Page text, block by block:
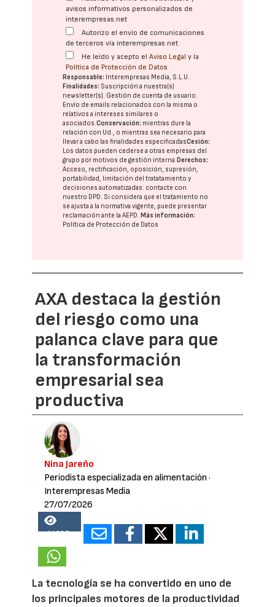
avisos informativos personalizados de
interempresas.net
Autorizo el envío de comunicaciones
de terceros vía interempresas.net
He leído y acepto elAviso Legal y la
Política de Protección de Datos
Responsable: Interempresas Media, S.L.U.
Finalidades: Suscripción a nuestra(s)
newsletter(s). Gestión de cuenta de usuario.
Envío de emails relacionados con la misma o
relativos a intereses similares o
asociados.Conservación: mientras dure la
relación con Ud., o mientras sea necesario para
llevar a cabo las finalidades especificadasCesión:
Los datos pueden cederse a otras empresas del
grupo por motivos de gestión interna. Derechos:
Acceso, rectificación, oposición, supresión,
portabilidad, limitación del tratatamiento y
decisiones automatizadas: contacte con
nuestro DPD. Si considera que el tratamiento no
se ajusta a la normativa vigente, puede presentar
reclamación ante laAEPD. Más información:
Política de Protección de Datos
AXA destaca la gestión
del riesgo como una
palanca clave para que
la transformación
empresarial sea
productiva
Nina Jareño
Periodista especializada en alimentación ·
Interempresas Media
27/07/2026
14685
La tecnología se ha convertido en uno de
los principales motores de la productividad